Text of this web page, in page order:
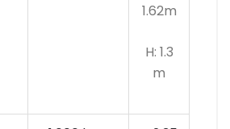
1.62m
H: 1.3
m